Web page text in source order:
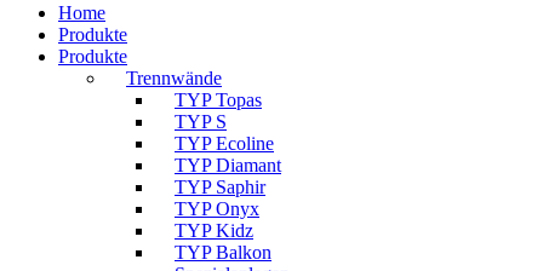
Home
Produkte
Produkte
Trennwände
TYP Topas
TYP S
TYP Ecoline
TYP Diamant
TYP Saphir
TYP Onyx
TYP Kidz
TYP Balkon